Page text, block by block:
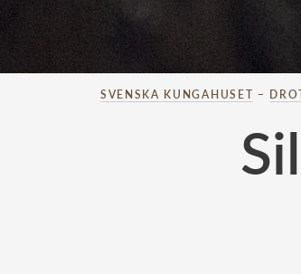
SVENSKA KUNGAHUSET –